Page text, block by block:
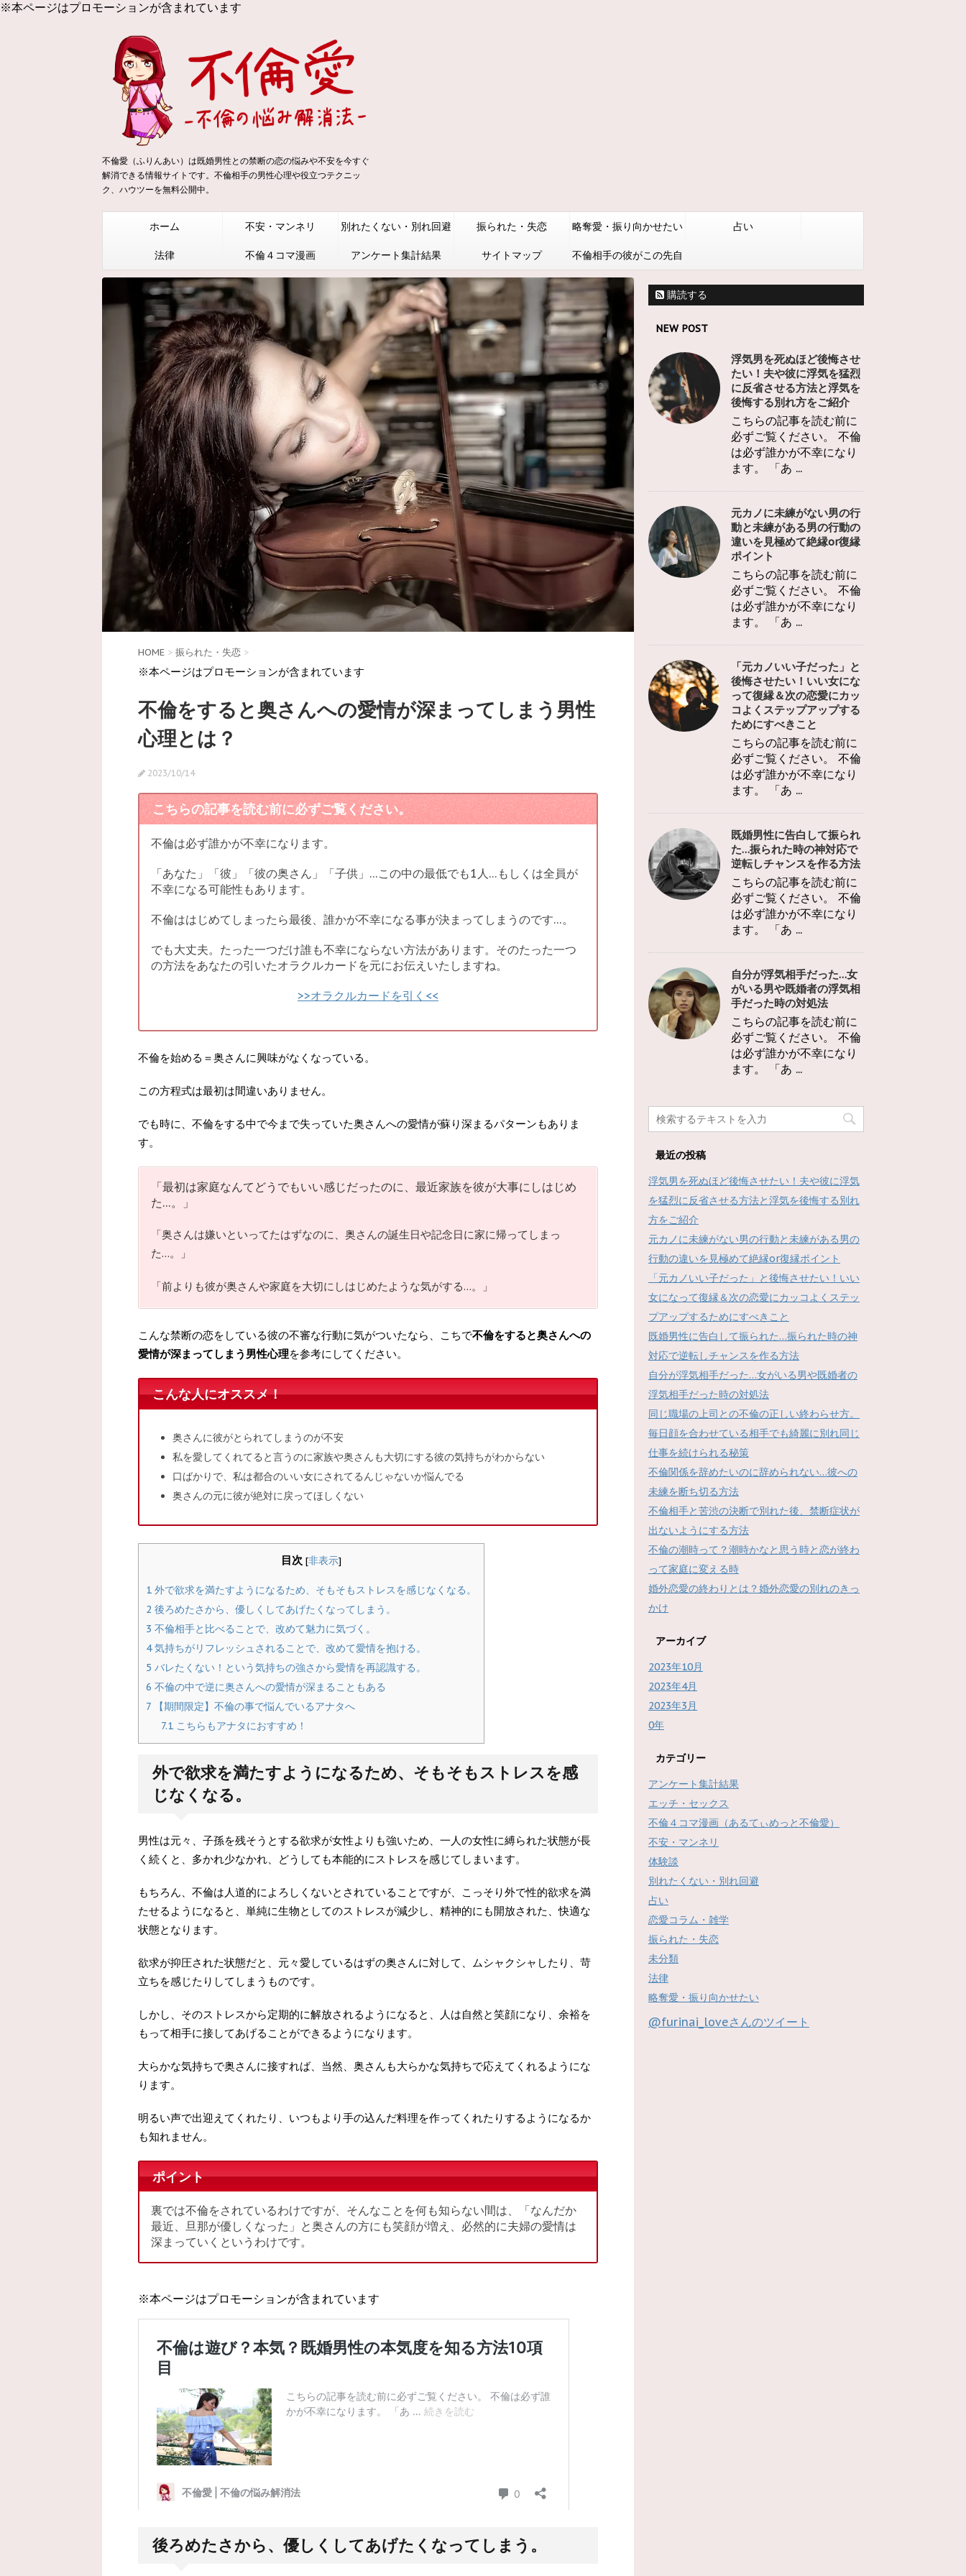
※本ページはプロモーションが含まれています
不倫愛（ふりんあい）は既婚男性との禁断の恋の悩みや不安を今すぐ
解消できる情報サイトです。不倫相手の男性心理や役立つテクニッ
ク、ハウツーを無料公開中。
ホーム 不安・マンネリ 別れたくない・別れ回避 振られた・失恋 略奪愛・振り向かせたい 占い
法律 不倫４コマ漫画 アンケート集計結果 サイトマップ 不倫相手の彼がこの先自
分との関係をどうしたい
か怖いけど知る方法
HOME > 振られた・失恋 >
※本ページはプロモーションが含まれています
不倫をすると奥さんへの愛情が深まってしまう男性
心理とは？
2023/10/14
こちらの記事を読む前に必ずご覧ください。
不倫は必ず誰かが不幸になります。
「あなた」「彼」「彼の奥さん」「子供」…この中の最低でも1人…もしくは全員が
不幸になる可能性もあります。
不倫ははじめてしまったら最後、誰かが不幸になる事が決まってしまうのです…。
でも大丈夫。たった一つだけ誰も不幸にならない方法があります。そのたった一つ
の方法をあなたの引いたオラクルカードを元にお伝えいたしますね。
>>オラクルカードを引く<<
不倫を始める＝奥さんに興味がなくなっている。
この方程式は最初は間違いありません。
でも時に、不倫をする中で今まで失っていた奥さんへの愛情が蘇り深まるパターンもありま
す。
「最初は家庭なんてどうでもいい感じだったのに、最近家族を彼が大事にしはじめ
た…。」
「奥さんは嫌いといってたはずなのに、奥さんの誕生日や記念日に家に帰ってしまっ
た…。」
「前よりも彼が奥さんや家庭を大切にしはじめたような気がする…。」
こんな禁断の恋をしている彼の不審な行動に気がついたなら、こちで不倫をすると奥さんへの
愛情が深まってしまう男性心理を参考にしてください。
こんな人にオススメ！
奥さんに彼がとられてしまうのが不安
私を愛してくれてると言うのに家族や奥さんも大切にする彼の気持ちがわからない
口ばかりで、私は都合のいい女にされてるんじゃないか悩んでる
奥さんの元に彼が絶対に戻ってほしくない
目次 [非表示]
1 外で欲求を満たすようになるため、そもそもストレスを感じなくなる。
2 後ろめたさから、優しくしてあげたくなってしまう。
3 不倫相手と比べることで、改めて魅力に気づく。
4気持ちがリフレッシュされることで、改めて愛情を抱ける。
5 バレたくない！という気持ちの強さから愛情を再認識する。
6 不倫の中で逆に奥さんへの愛情が深まることもある
7 【期間限定】不倫の事で悩んでいるアナタへ
7.1 こちらもアナタにおすすめ！
外で欲求を満たすようになるため、そもそもストレスを感
じなくなる。
男性は元々、子孫を残そうとする欲求が女性よりも強いため、一人の女性に縛られた状態が長
く続くと、多かれ少なかれ、どうしても本能的にストレスを感じてしまいます。
もちろん、不倫は人道的によろしくないとされていることですが、こっそり外で性的欲求を満
たせるようになると、単純に生物としてのストレスが減少し、精神的にも開放された、快適な
状態となります。
欲求が抑圧された状態だと、元々愛しているはずの奥さんに対して、ムシャクシャしたり、苛
立ちを感じたりしてしまうものです。
しかし、そのストレスから定期的に解放されるようになると、人は自然と笑顔になり、余裕を
もって相手に接してあげることができるようになります。
大らかな気持ちで奥さんに接すれば、当然、奥さんも大らかな気持ちで応えてくれるようにな
ります。
明るい声で出迎えてくれたり、いつもより手の込んだ料理を作ってくれたりするようになるか
も知れません。
ポイント
裏では不倫をされているわけですが、そんなことを何も知らない間は、「なんだか
最近、旦那が優しくなった」と奥さんの方にも笑顔が増え、必然的に夫婦の愛情は
深まっていくというわけです。
後ろめたさから、優しくしてあげたくなってしまう。
購読する
NEW POST
浮気男を死ぬほど後悔させ
たい！夫や彼に浮気を猛烈
に反省させる方法と浮気を
後悔する別れ方をご紹介
こちらの記事を読む前に
必ずご覧ください。 不倫
は必ず誰かが不幸になり
ます。 「あ ...
元カノに未練がない男の行
動と未練がある男の行動の
違いを見極めて絶縁or復縁
ポイント
こちらの記事を読む前に
必ずご覧ください。 不倫
は必ず誰かが不幸になり
ます。 「あ ...
「元カノいい子だった」と
後悔させたい！いい女にな
って復縁＆次の恋愛にカッ
コよくステップアップする
ためにすべきこと
こちらの記事を読む前に
必ずご覧ください。 不倫
は必ず誰かが不幸になり
ます。 「あ ...
既婚男性に告白して振られ
た…振られた時の神対応で
逆転しチャンスを作る方法
こちらの記事を読む前に
必ずご覧ください。 不倫
は必ず誰かが不幸になり
ます。 「あ ...
自分が浮気相手だった…女
がいる男や既婚者の浮気相
手だった時の対処法
こちらの記事を読む前に
必ずご覧ください。 不倫
は必ず誰かが不幸になり
ます。 「あ ...
最近の投稿
浮気男を死ぬほど後悔させたい！夫や彼に浮気
を猛烈に反省させる方法と浮気を後悔する別れ
方をご紹介
元カノに未練がない男の行動と未練がある男の
行動の違いを見極めて絶縁or復縁ポイント
「元カノいい子だった」と後悔させたい！いい
女になって復縁＆次の恋愛にカッコよくステッ
プアップするためにすべきこと
既婚男性に告白して振られた…振られた時の神
対応で逆転しチャンスを作る方法
自分が浮気相手だった…女がいる男や既婚者の
浮気相手だった時の対処法
同じ職場の上司との不倫の正しい終わらせ方。
毎日顔を合わせている相手でも綺麗に別れ同じ
仕事を続けられる秘策
不倫関係を辞めたいのに辞められない…彼への
未練を断ち切る方法
不倫相手と苦渋の決断で別れた後、禁断症状が
出ないようにする方法
不倫の潮時って？潮時かなと思う時と恋が終わ
って家庭に変える時
婚外恋愛の終わりとは？婚外恋愛の別れのきっ
かけ
アーカイブ
2023年10月
2023年4月
2023年3月
0年
カテゴリー
アンケート集計結果
エッチ・セックス
不倫４コマ漫画（あるてぃめっと不倫愛）
不安・マンネリ
体験談
別れたくない・別れ回避
占い
恋愛コラム・雑学
振られた・失恋
未分類
法律
略奪愛・振り向かせたい
@furinai_loveさんのツイート